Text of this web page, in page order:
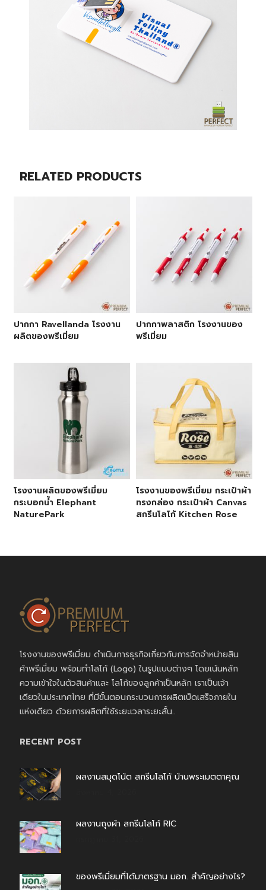
RELATED PRODUCTS
ปากกา Ravellanda โรงงาน
ผลิตของพรีเมี่ยม
ปากกาพลาสติก โรงงานของ
พรีเมี่ยม
โรงงานผลิตของพรีเมี่ยม
กระบอกน้ำ Elephant
NaturePark
โรงงานของพรีเมี่ยม กระเป๋าผ้า
ทรงกล่อง กระเป๋าผ้า Canvas
สกรีนโลโก้ Kitchen Rose
โรงงานของพรีเมี่ยม ดำเนินการธุรกิจเกี่ยวกับการจัดจำหน่ายสิน
ค้าพรีเมี่ยม พร้อมทำโลโก้ (Logo) ในรูปแบบต่างๆ โดยเน้นหลัก
ความเข้าใจในตัวสินค้าและ โลโก้ของลูกค้าเป็นหลัก เราเป็นเจ้า
เดียวในประเทศไทย ที่มีขั้นตอนกระบวนการผลิตเบ็ดเสร็จภายใน
แห่งเดียว ด้วยการผลิตที่ใช้ระยะเวลาระยะสั้น..
RECENT POST
ผลงานสมุดโน้ต สกรีนโลโก้ บ้านพระเมตตาคุณ
ผลงานถุงผ้า สกรีนโลโก้ RIC
ของพรีเมี่ยมที่ได้มาตรฐาน มอก. สำคัญอย่างไร?